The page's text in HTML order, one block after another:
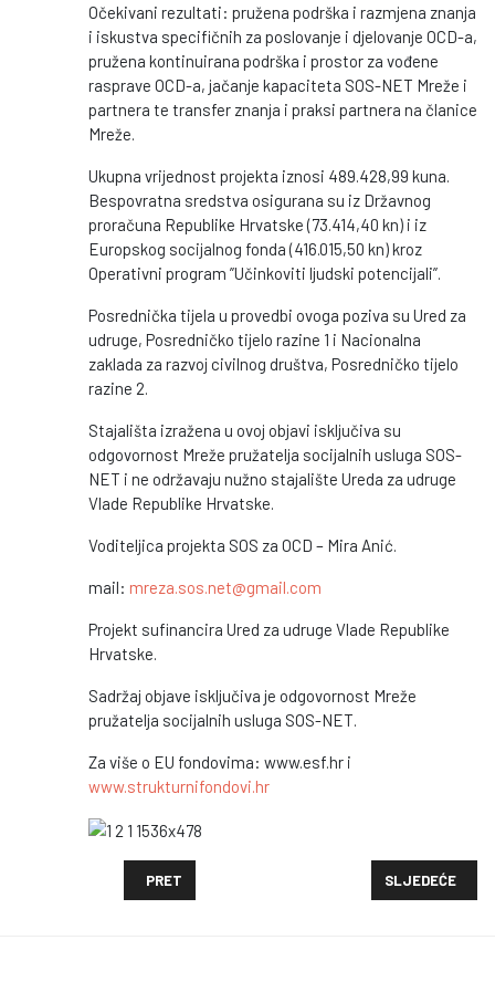
Očekivani rezultati: pružena podrška i razmjena znanja
i iskustva specifičnih za poslovanje i djelovanje OCD-a,
pružena kontinuirana podrška i prostor za vođene
rasprave OCD-a, jačanje kapaciteta SOS-NET Mreže i
partnera te transfer znanja i praksi partnera na članice
Mreže.
Ukupna vrijednost projekta iznosi 489.428,99 kuna.
Bespovratna sredstva osigurana su iz Državnog
proračuna Republike Hrvatske (73.414,40 kn) i iz
Europskog socijalnog fonda (416.015,50 kn) kroz
Operativni program ”Učinkoviti ljudski potencijali”.
Posrednička tijela u provedbi ovoga poziva su Ured za
udruge, Posredničko tijelo razine 1 i Nacionalna
zaklada za razvoj civilnog društva, Posredničko tijelo
razine 2.
Stajališta izražena u ovoj objavi isključiva su
odgovornost Mreže pružatelja socijalnih usluga SOS-
NET i ne održavaju nužno stajalište Ureda za udruge
Vlade Republike Hrvatske.
Voditeljica projekta SOS za OCD – Mira Anić.
mail: mreza.sos.net@gmail.com
Projekt sufinancira Ured za udruge Vlade Republike
Hrvatske.
Sadržaj objave isključiva je odgovornost Mreže
pružatelja socijalnih usluga SOS-NET.
Za više o EU fondovima: www.esf.hr i
www.strukturnifondovi.hr
PRETHODNI ČLANAK: "NAJJAČA KARIKA -
PRET SLJEDEĆI
SLJEDEĆE